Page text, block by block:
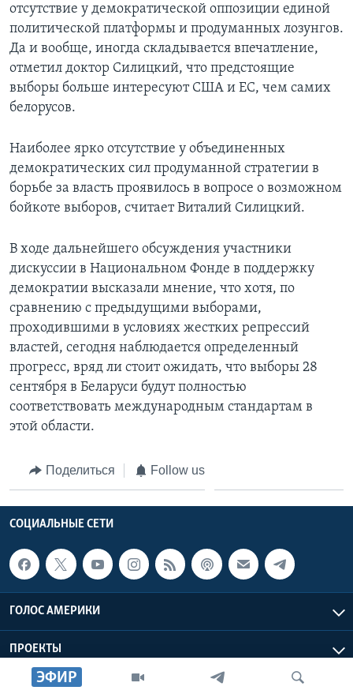
ЭФИР
отсутствие у демократической оппозиции единой
политической платформы и продуманных лозунгов.
Да и вообще, иногда складывается впечатление,
отметил доктор Силицкий, что предстоящие
выборы больше интересуют США и ЕС, чем самих
белорусов.
Наиболее ярко отсутствие у объединенных
демократических сил продуманной стратегии в
борьбе за власть проявилось в вопросе о возможном
бойкоте выборов, считает Виталий Силицкий.
В ходе дальнейшего обсуждения участники
дискуссии в Национальном Фонде в поддержку
демократии высказали мнение, что хотя, по
сравнению с предыдущими выборами,
проходившими в условиях жестких репрессий
властей, сегодня наблюдается определенный
прогресс, вряд ли стоит ожидать, что выборы 28
сентября в Беларуси будут полностью
соответствовать международным стандартам в
этой области.
Поделиться Follow us
СОЦИАЛЬНЫЕ СЕТИ
ГОЛОС АМЕРИКИ
ПРОЕКТЫ